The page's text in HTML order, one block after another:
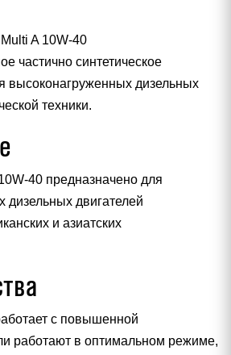
A 10W-40
частично синтетическое
высоконагруженных дизельных
техники.
40 предназначено для
дизельных двигателей
и азиатских
с повышенной
работают в оптимальном режиме,